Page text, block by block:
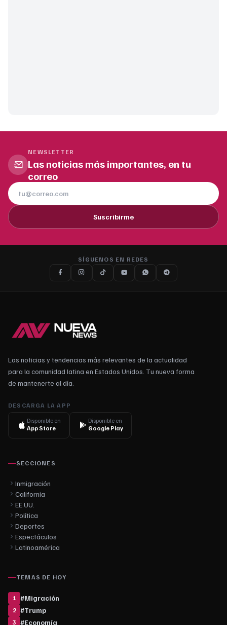
NEWSLETTER
Las noticias más importantes, en tu
correo
Suscribirme
SÍGUENOS EN REDES
Las noticias y tendencias más relevantes de la actualidad
para la comunidad latina en Estados Unidos. Tu nueva forma
de mantenerte al día.
DESCARGA LA APP
Disponible en
App Store
Disponible en
Google Play
SECCIONES
Inmigración
California
EE.UU.
Política
Deportes
Espectáculos
Latinoamérica
TEMAS DE HOY
1 #Migración
2 #Trump
3 #Economía